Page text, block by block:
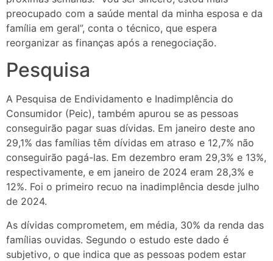
preocupado com a saúde mental da minha esposa e da
família em geral”, conta o técnico, que espera
reorganizar as finanças após a renegociação.
Pesquisa
A Pesquisa de Endividamento e Inadimplência do
Consumidor (Peic), também apurou se as pessoas
conseguirão pagar suas dívidas. Em janeiro deste ano
29,1% das famílias têm dívidas em atraso e 12,7% não
conseguirão pagá-las. Em dezembro eram 29,3% e 13%,
respectivamente, e em janeiro de 2024 eram 28,3% e
12%. Foi o primeiro recuo na inadimplência desde julho
de 2024.
As dívidas comprometem, em média, 30% da renda das
famílias ouvidas. Segundo o estudo este dado é
subjetivo, o que indica que as pessoas podem estar